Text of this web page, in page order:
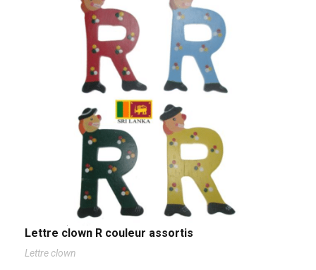
Lettre clown R couleur assortis
Lettre clown